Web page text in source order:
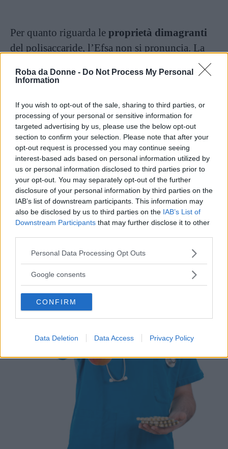
Roba da Donne - Do Not Process My Personal
Information
If you wish to opt-out of the sale, sharing to third parties, or
processing of your personal or sensitive information for
targeted advertising by us, please use the below opt-out
section to confirm your selection. Please note that after your
opt-out request is processed you may continue seeing
interest-based ads based on personal information utilized by
us or personal information disclosed to third parties prior to
your opt-out. You may separately opt-out of the further
disclosure of your personal information by third parties on the
IAB’s list of downstream participants. This information may
also be disclosed by us to third parties on the IAB’s List of
Downstream Participants that may further disclose it to other
Please note that this website/app uses one or more Google
not limited to your visit or usage behaviour. You may click to
use your data for below specified purposes in below Google
consent section.
Personal Data Processing Opt Outs
Google consents
CONFIRM
Data Deletion Data Access Privacy Policy
Per quanto riguarda le proprietà dimagranti
del polisaccaride, l’Efsa non si pronuncia. La
contengono anche solo una piccola quantità
prodotti vengono usate le proprietà del
chitosano secondo cui sarebbe possibile la
riduzione di una quantità di grassi assorbiti dal
cibo e di un effetto lassativo non irritante per
l’intestino. Entrambe queste proprietà non sono
state considerate valide dall’Efsa per lascarsità
di prove scientifichea favore.
Le possibili
controindicazioni
dell’assunzione del
chitosano